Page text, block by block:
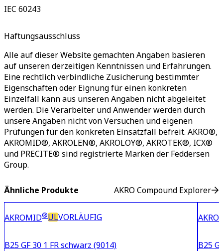
IEC 60243
Haftungsausschluss
Alle auf dieser Website gemachten Angaben basieren
auf unseren derzeitigen Kenntnissen und Erfahrungen.
Eine rechtlich verbindliche Zusicherung bestimmter
Eigenschaften oder Eignung für einen konkreten
Einzelfall kann aus unseren Angaben nicht abgeleitet
werden. Die Verarbeiter und Anwender werden durch
unsere Angaben nicht von Versuchen und eigenen
Prüfungen für den konkreten Einsatzfall befreit. AKRO®,
AKROMID®, AKROLEN®, AKROLOY®, AKROTEK®, ICX®
und PRECITE® sind registrierte Marken der Feddersen
Group.
Ähnliche Produkte AKRO Compound Explorer
AKROMID®ULVORLÄUFIG
B25 GF 30 1 FR schwarz (9014)
B25